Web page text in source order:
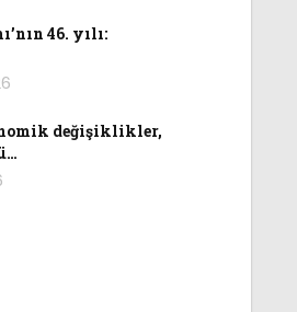
46. yılı:
değişiklikler,